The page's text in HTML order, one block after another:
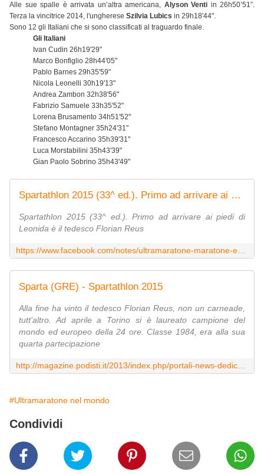
Alle sue spalle è arrivata un’altra americana, Alyson Venti in 26h50’51”.
Terza la vincitrice 2014, l'ungherese Szilvia Lubics in 29h18'44".
Sono 12 gli Italiani che si sono classificati al traguardo finale.
Gli Italiani
Ivan Cudin 26h19'29"
Marco Bonfiglio 28h44'05"
Pablo Barnes 29h35'59"
Nicola Leonelli 30h19'13"
Andrea Zambon 32h38'56"
Fabrizio Samuele 33h35'52"
Lorena Brusamento 34h51'52"
Stefano Montagner 35h24'31"
Francesco Accarino 35h39'31"
Luca Morstabilini 35h43'39"
Gian Paolo Sobrino 35h43'49"
Spartathlon 2015 (33^ ed.). Primo ad arrivare ai piedi di Leonida è il tedesco Florian Reus
Spartathlon 2015 (33^ ed.). Primo ad arrivare ai piedi di
Leonida è il tedesco Florian Reus
Sparta (GRE) - Spartathlon 2015
Alla fine ha vinto il tedesco Florian Reus, non un carneade,
tutt'altro. Ad aprile a Torino si è laureato campione del
mondo ed europeo della 24 ore. Classe 1984, era alla sua
quarta partecipazione
#Ultramaratone nel mondo
Condividi